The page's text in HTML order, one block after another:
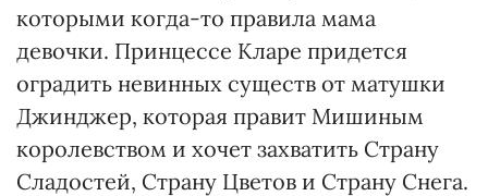
которыми когда-то правила мама
девочки. Принцессе Кларе придется
оградить невинных существ от матушки
Джинджер, которая правит Мишиным
королевством и хочет захватить Страну
Сладостей, Страну Цветов и Страну Снега.